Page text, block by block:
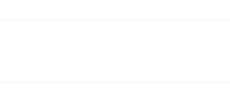
ー付き コンパクト 幅52×奥行58.5×高さ84～96cm テレワーク 在宅